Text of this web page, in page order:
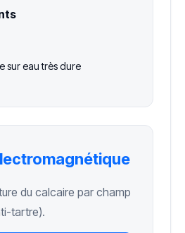
sur eau très dure
du calcaire par champ
tartre).